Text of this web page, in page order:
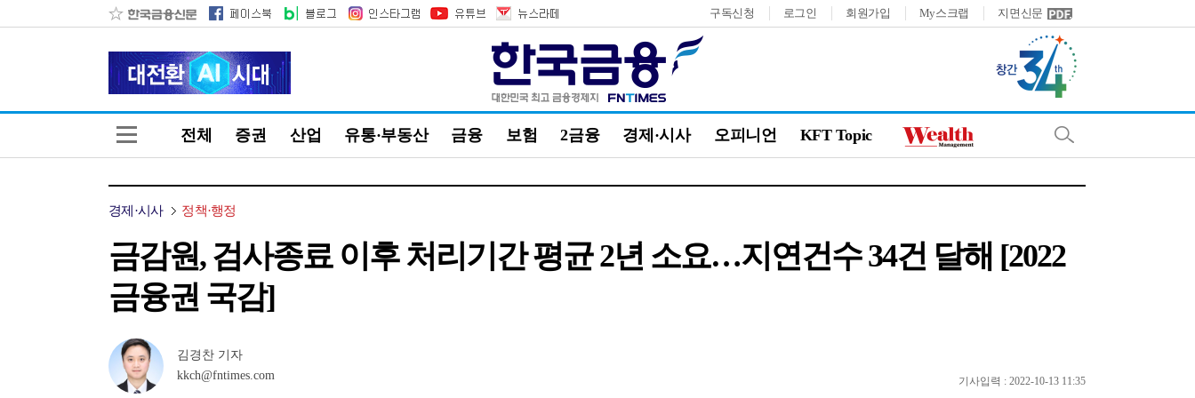
구독신청 로그인 회원가입 My스크랩 지면신문
전체 증권 산업 유통·부동산 금융 보험 2금융 경제·시사 오피니언 KFT Topic
경제·시사 정책·행정
금감원, 검사종료 이후 처리기간 평균 2년 소요…지연건수 34건 달해 [2022
금융권 국감]
김경찬 기자
kkch@fntimes.com
기사입력 : 2022-10-13 11:35